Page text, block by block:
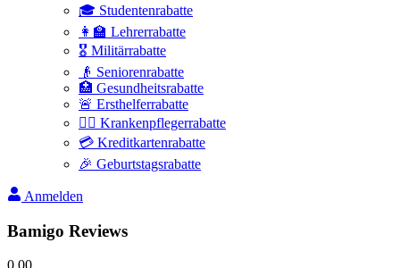
🎓 Studentenrabatte
👩‍🏫 Lehrerrabatte
🎖️ Militärrabatte
👴 Seniorenrabatte
🏥 Gesundheitsrabatte
🚨 Ersthelferrabatte
👩‍⚕️ Krankenpflegerrabatte
💳 Kreditkartenrabatte
🎉 Geburtstagsrabatte
Anmelden
Bamigo Reviews